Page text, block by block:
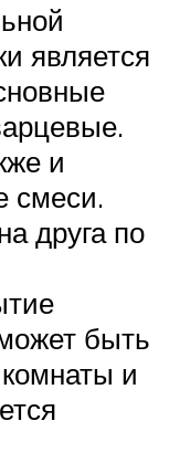
является
и
смеси.
друга по
быть
и